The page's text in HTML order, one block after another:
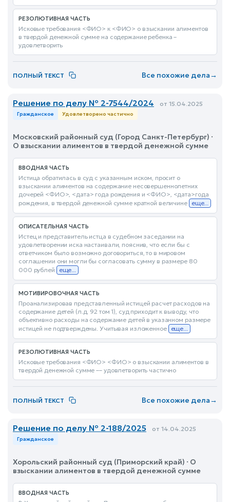
РЕЗОЛЮТИВНАЯ ЧАСТЬ
Исковые требования <ФИО> к <ФИО> о взыскании алиментов
в твердой денежной сумме на содержание ребенка –
удовлетворить
ПОЛНЫЙ ТЕКСТ Все похожие дела→
Решение по делу № 2-7544/2024 от 15.04.2025
Гражданское Удовлетворено частично
Московский районный суд (Город Санкт-Петербург) ·
О взыскании алиментов в твердой денежной сумме
ВВОДНАЯ ЧАСТЬ
Истица обратилась в суд с указанным иском, просит о
взыскании алиментов на содержание несовершеннолетних
дочерей <ФИО>, <дата> года рождения и <ФИО>, <дата>года
рождения, в твердой денежной сумме кратной величине еще...
ОПИСАТЕЛЬНАЯ ЧАСТЬ
Истец и представитель истца в судебном заседании на
удовлетворении иска настаивали, пояснив, что если бы с
ответчиком было возможно договориться, то в мировом
соглашении они могли бы согласовать сумму в размере 80
000 рублей
еще...
МОТИВИРОВОЧНАЯ ЧАСТЬ
Проанализировав представленный истицей расчет расходов на
содержание детей (л.д. 92 том 1), суд приходит к выводу, что
объективно расходы на содержание детей в указанном размере
истицей не подтверждены. Учитывая изложенное еще...
РЕЗОЛЮТИВНАЯ ЧАСТЬ
Исковые требования <ФИО> <ФИО> о взыскании алиментов в
твердой денежной сумме –– удовлетворить частично
ПОЛНЫЙ ТЕКСТ Все похожие дела→
Решение по делу № 2-188/2025 от 14.04.2025
Гражданское
Хорольский районный суд (Приморский край) · О
взыскании алиментов в твердой денежной сумме
ВВОДНАЯ ЧАСТЬ